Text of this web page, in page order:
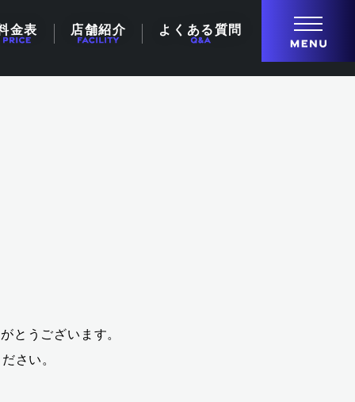
金表 店舗紹介 よくある質問
とうございます。
さい。